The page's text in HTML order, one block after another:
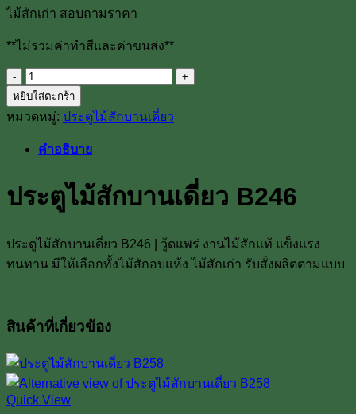
ไม้สักเก่า สอบถามราคา
**ไม่รวมค่าทำสีและค่าขนส่ง**
จำนวน
ประตู
ไม้
บาน
B246
หยิบใส่ตะกร้า
หมวดหมู่: ประตูไม้สักบานเดี่ยว
คำอธิบาย
ประตูไม้สักบานเดี่ยว B246
ประตูไม้สักบานเดี่ยว B246 | วู้ดแพร่ งานไม้สักแท้ แข็งแรง
ทนทาน มีให้เลือกทั้งไม้สักอบแห้ง ไม้สักเก่า รับสั่งผลิตตามแบบ
สินค้าที่เกี่ยวข้อง
Quick View